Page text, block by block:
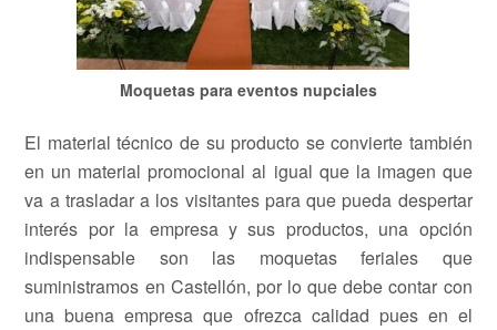
Moquetas para eventos nupciales
El material técnico de su producto se convierte también
en un material promocional al igual que la imagen que
va a trasladar a los visitantes para que pueda despertar
interés por la empresa y sus productos, una opción
indispensable son las moquetas feriales que
suministramos en Castellón, por lo que debe contar con
una buena empresa que ofrezca calidad pues en el